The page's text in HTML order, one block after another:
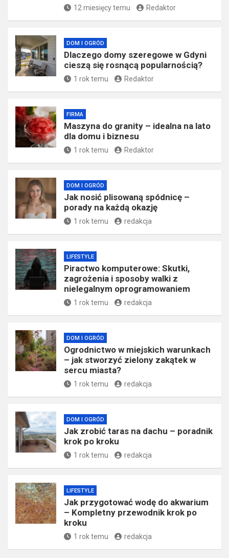
12 miesięcy temu Redaktor
DOM I OGRÓD
Dlaczego domy szeregowe w Gdyni
cieszą się rosnącą popularnością?
1 rok temu Redaktor
FIRMA
​Maszyna do granity – idealna na lato
dla domu i biznesu
1 rok temu Redaktor
DOM I OGRÓD
Jak nosić plisowaną spódnicę –
porady na każdą okazję
1 rok temu redakcja
LIFESTYLE
Piractwo komputerowe: Skutki,
zagrożenia i sposoby walki z
nielegalnym oprogramowaniem
1 rok temu redakcja
DOM I OGRÓD
Ogrodnictwo w miejskich warunkach
– jak stworzyć zielony zakątek w
sercu miasta?
1 rok temu redakcja
DOM I OGRÓD
Jak zrobić taras na dachu – poradnik
krok po kroku
1 rok temu redakcja
LIFESTYLE
Jak przygotować wodę do akwarium
– Kompletny przewodnik krok po
kroku
1 rok temu redakcja